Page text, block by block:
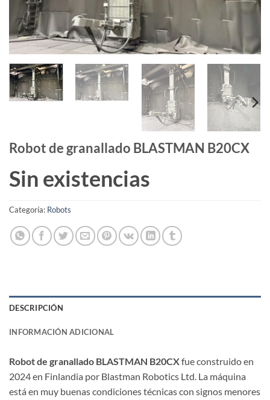
Robot de granallado BLASTMAN B20CX
Sin existencias
Categoría: Robots
DESCRIPCIÓN
INFORMACIÓN ADICIONAL
Robot de granallado BLASTMAN B20CXfue construido en
2024 en Finlandia por Blastman Robotics Ltd. La máquina
está en muy buenas condiciones técnicas con signos menores